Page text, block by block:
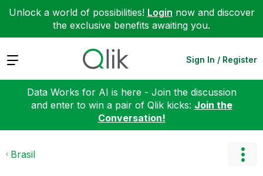
Unlock a world of possibilities! Login now and discover
the exclusive benefits awaiting you.
Expand Sign In / Register
Data Works for AI is here - Join the discussion
and enter to win a pair of Qlik kicks: Join the
Conversation!
Brasil